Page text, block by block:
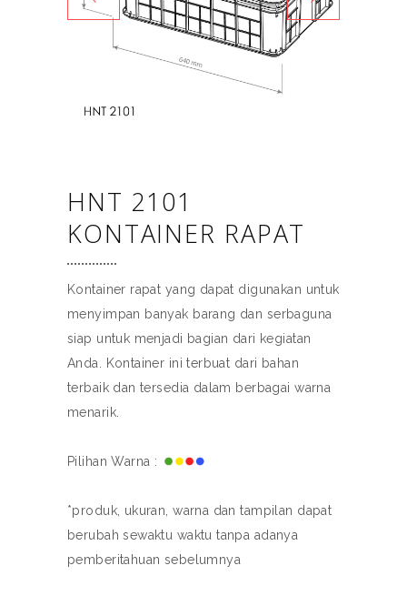
HNT 2101
KONTAINER RAPAT
Kontainer rapat yang dapat digunakan untuk
menyimpan banyak barang dan serbaguna
siap untuk menjadi bagian dari kegiatan
Anda. Kontainer ini terbuat dari bahan
terbaik dan tersedia dalam berbagai warna
menarik.
Pilihan Warna :
*produk, ukuran, warna dan tampilan dapat
berubah sewaktu waktu tanpa adanya
pemberitahuan sebelumnya